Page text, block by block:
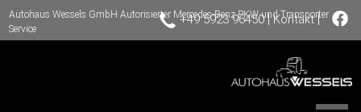
Autohaus Wessels GmbH Autorisierter Mercedes-Benz PKW und Transporter
Service
+49 5923 96450|Kontakt|